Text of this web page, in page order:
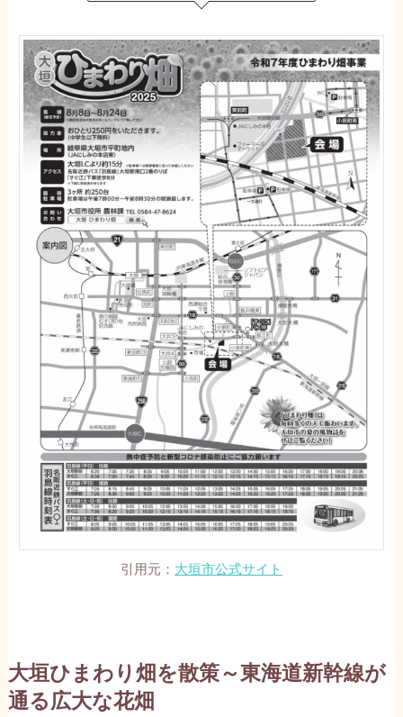
引用元： 大垣市公式サイト
大垣ひまわり畑を散策～東海道新幹線が
通る広大な花畑